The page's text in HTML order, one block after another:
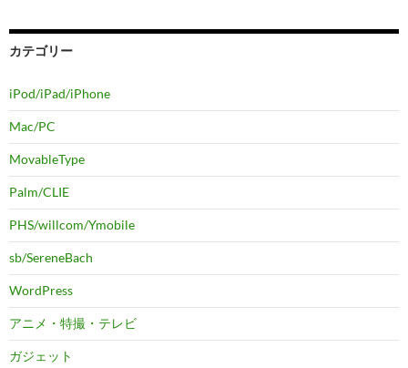
カテゴリー
iPod/iPad/iPhone
Mac/PC
MovableType
Palm/CLIE
PHS/willcom/Ymobile
sb/SereneBach
WordPress
アニメ・特撮・テレビ
ガジェット